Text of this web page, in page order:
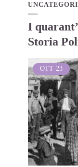
I
Storia
OTT 23